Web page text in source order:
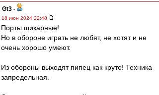
Gt3 -
18 июн 2024 22:48
Порты шикарные!
Но в обороне играть не любят, не хотят и не
очень хорошо умеют.
Из обороны выходят пипец как круто! Техника
запредельная.